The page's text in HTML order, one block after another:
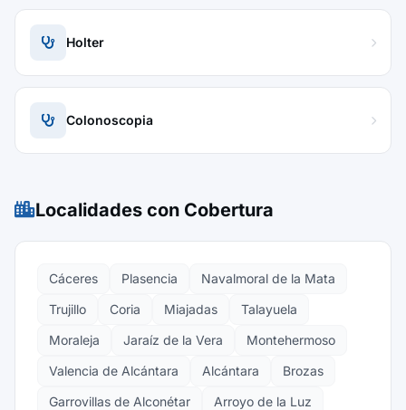
Holter
Colonoscopia
Localidades con Cobertura
Cáceres Plasencia
Navalmoral de la Mata
Trujillo
Coria Miajadas
Talayuela
Moraleja
Jaraíz de la Vera
Montehermoso
Valencia de Alcántara
Alcántara
Brozas
Garrovillas de Alconétar
Arroyo de la Luz